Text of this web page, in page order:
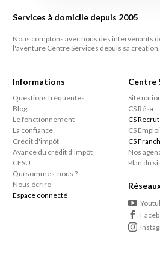
Services à domicile depuis 2005
Nous comptons avec nous des intervenants
l'aventure Centre Services depuis sa création.
Informations
Questions fréquentes
Blog
Le fonctionnement
La confiance
Crédit d'impôt
Avance du crédit d'impôt
CESU
Qui sommes-nous ?
Nous écrire
Espace connecté
Centre
Site
CS Résa
CS
CS Emploi
CS
Nos
Plan du